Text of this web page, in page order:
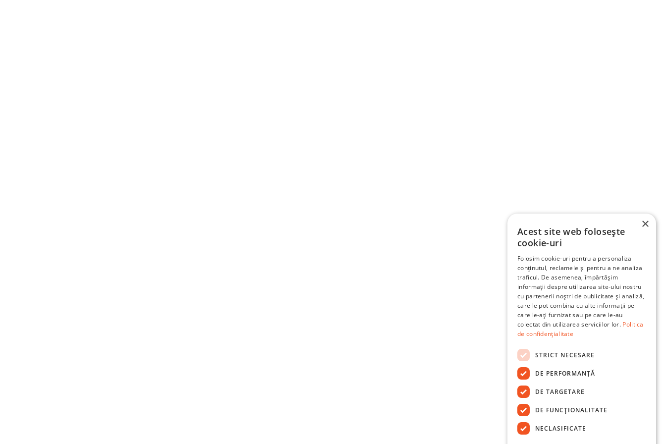
×
Acest site web folosește
cookie-uri
Folosim cookie-uri pentru a personaliza
conținutul, reclamele și pentru a ne analiza
traficul. De asemenea, împărtășim
informații despre utilizarea site-ului nostru
cu partenerii noștri de publicitate și analiză,
care le pot combina cu alte informații pe
care le-ați furnizat sau pe care le-au
colectat din utilizarea serviciilor lor. Politica
de confidențialitate
STRICT NECESARE
DE PERFORMANȚĂ
DE TARGETARE
DE FUNCŢIONALITATE
NECLASIFICATE